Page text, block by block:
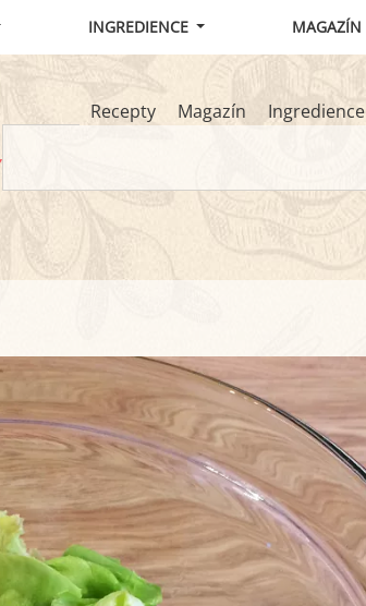
INGREDIENCE MAGAZÍN
Recepty Magazín
Ingredience